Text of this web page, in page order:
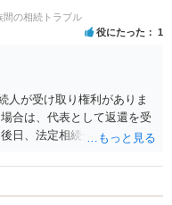
間の相続トラブル
役にたった 1
人が受け取り権利がありま
合は、代表として返還を受
日、法定相続分に基づいて